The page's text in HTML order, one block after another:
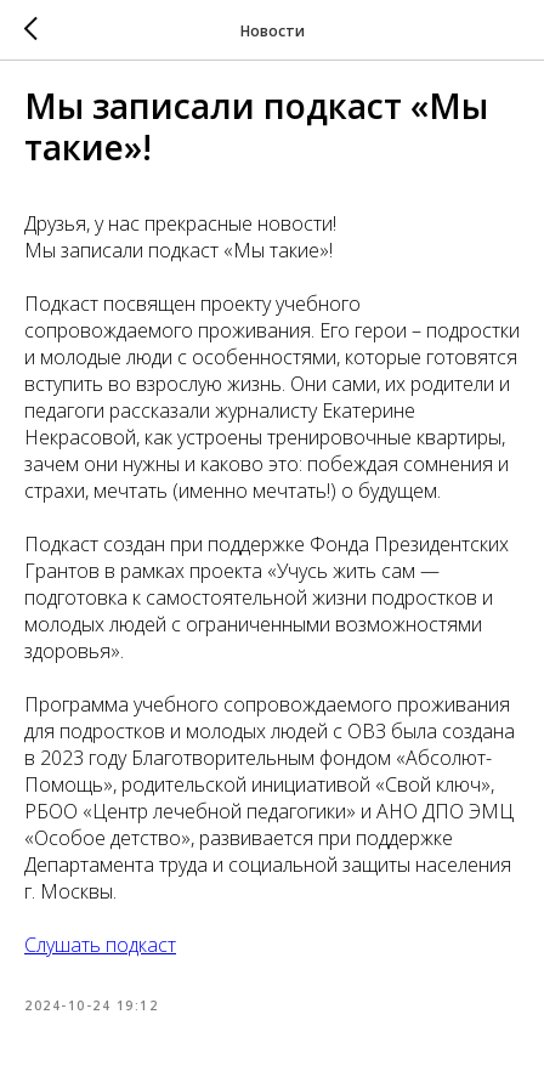
Новости
Мы записали подкаст «Мы
такие»!
Друзья, у нас прекрасные новости!
Мы записали подкаст «Мы такие»!
Подкаст посвящен проекту учебного
сопровождаемого проживания. Его герои – подростки
и молодые люди с особенностями, которые готовятся
вступить во взрослую жизнь. Они сами, их родители и
педагоги рассказали журналисту Екатерине
Некрасовой, как устроены тренировочные квартиры,
зачем они нужны и каково это: побеждая сомнения и
страхи, мечтать (именно мечтать!) о будущем.
Подкаст создан при поддержке Фонда Президентских
Грантов в рамках проекта «Учусь жить сам —
подготовка к самостоятельной жизни подростков и
молодых людей с ограниченными возможностями
здоровья».
Программа учебного сопровождаемого проживания
для подростков и молодых людей с ОВЗ была создана
в 2023 году Благотворительным фондом «Абсолют-
Помощь», родительской инициативой «Свой ключ»,
РБОО «Центр лечебной педагогики» и АНО ДПО ЭМЦ
«Особое детство», развивается при поддержке
Департамента труда и социальной защиты населения
г. Москвы.
Слушать подкаст
2024-10-24 19:12